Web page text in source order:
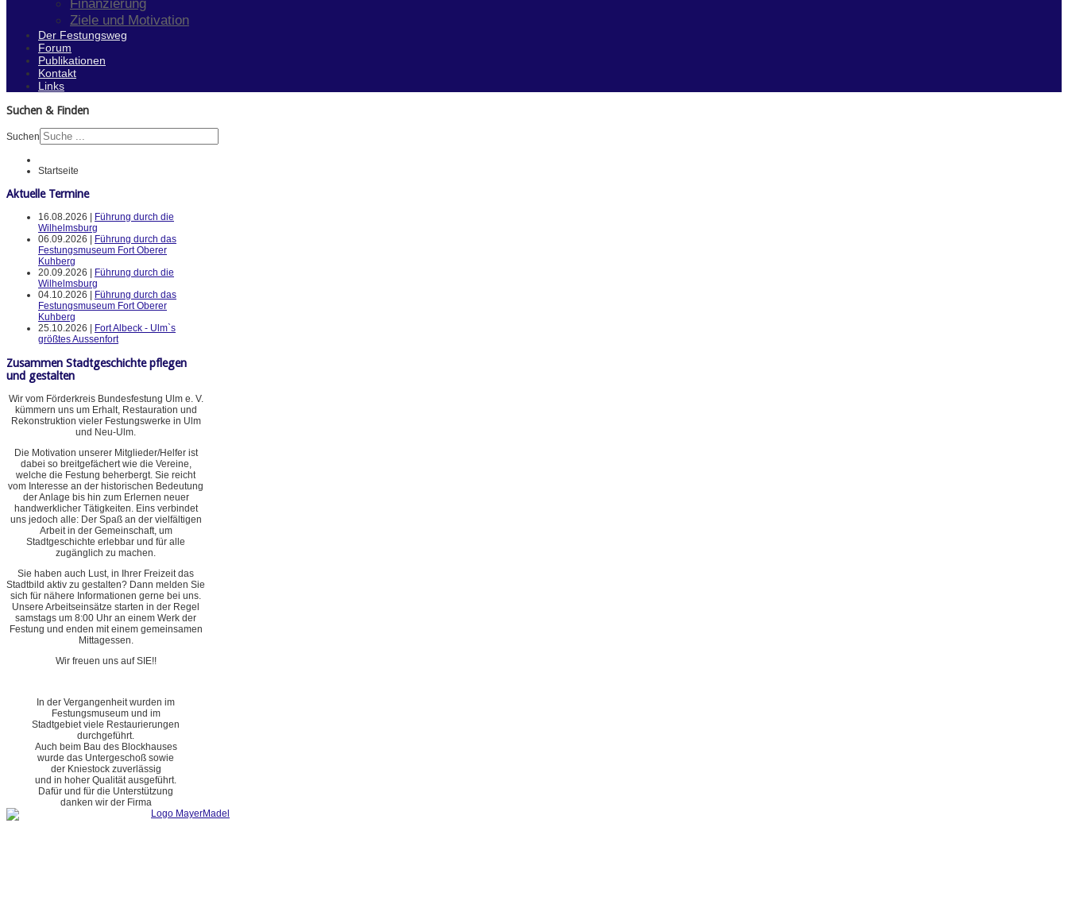
Finanzierung
Ziele und Motivation
Der Festungsweg
Forum
Publikationen
Kontakt
Links
Suchen & Finden
Suchen
Startseite
Aktuelle Termine
16.08.2026 |
Führung durch die
Wilhelmsburg
06.09.2026 |
Führung durch das
Festungsmuseum Fort Oberer
Kuhberg
20.09.2026 |
Führung durch die
Wilhelmsburg
04.10.2026 |
Führung durch das
Festungsmuseum Fort Oberer
Kuhberg
25.10.2026 |
Fort Albeck - Ulm`s
größtes Aussenfort
Zusammen Stadtgeschichte pflegen
und gestalten
Wir vom Förderkreis Bundesfestung Ulm e. V.
kümmern uns um Erhalt, Restauration und
Rekonstruktion vieler Festungswerke in Ulm
und Neu-Ulm.
Die Motivation unserer Mitglieder/Helfer ist
dabei so breitgefächert wie die Vereine,
welche die Festung beherbergt. Sie reicht
vom Interesse an der historischen Bedeutung
der Anlage bis hin zum Erlernen neuer
handwerklicher Tätigkeiten. Eins verbindet
uns jedoch alle: Der Spaß an der vielfältigen
Arbeit in der Gemeinschaft, um
Stadtgeschichte erlebbar und für alle
zugänglich zu machen.
Sie haben auch Lust, in Ihrer Freizeit das
Stadtbild aktiv zu gestalten? Dann melden Sie
sich für nähere Informationen gerne bei uns.
Unsere Arbeitseinsätze starten in der Regel
samstags um 8:00 Uhr an einem Werk der
Festung und enden mit einem gemeinsamen
Mittagessen.
Wir freuen uns auf SIE!!
In der Vergangenheit wurden im
Festungsmuseum und im
Stadtgebiet viele Restaurierungen
durchgeführt.
Auch beim Bau des Blockhauses
wurde das Untergeschoß sowie
der Kniestock zuverlässig
und in hoher Qualität ausgeführt.
Dafür und für die Unterstützung
danken wir der Firma